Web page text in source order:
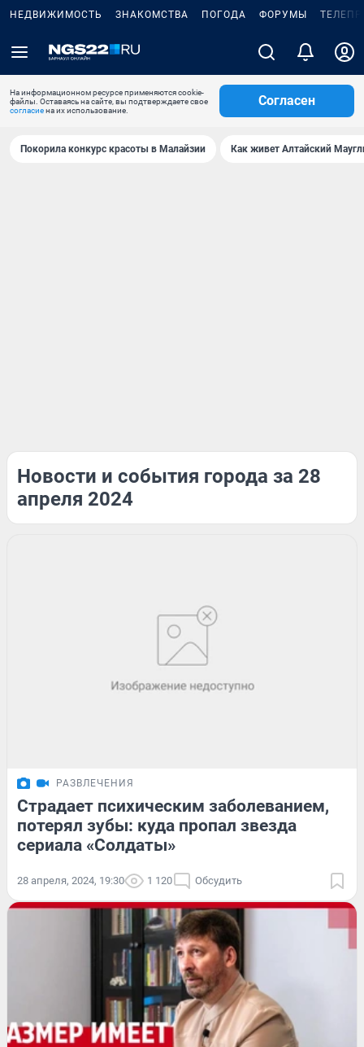
НЕДВИЖИМОСТЬ ЗНАКОМСТВА ПОГОДА ФОРУМЫ
На информационном ресурсе применяются cookie-
файлы. Оставаясь на сайте, вы подтверждаете свое
согласиена их использование.
Согласен
Покорила конкурс красоты в Малайзии Как живет Алтайский
Новости и события города за 28
апреля 2024
РАЗВЛЕЧЕНИЯ
Страдает психическим заболеванием,
потерял зубы: куда пропал звезда
сериала «Солдаты»
28 апреля, 2024, 19:30 1 120 Обсудить